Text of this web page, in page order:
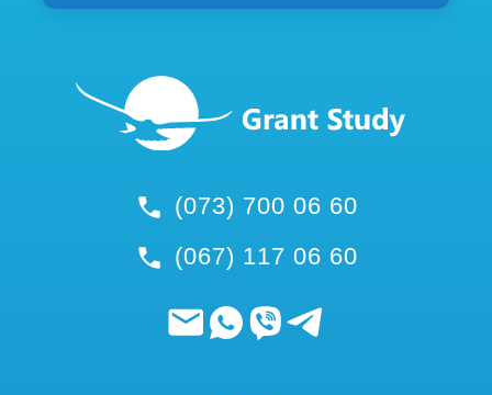
(073) 700 06 60
(067) 117 06 60